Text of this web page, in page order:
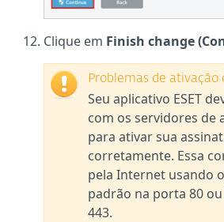
Clique em Finish change
Problemas de ativação
Seu aplicativo ESET
com os servidores de
para ativar sua
corretamente. Essa
pela Internet usando
padrão na porta 80
443.